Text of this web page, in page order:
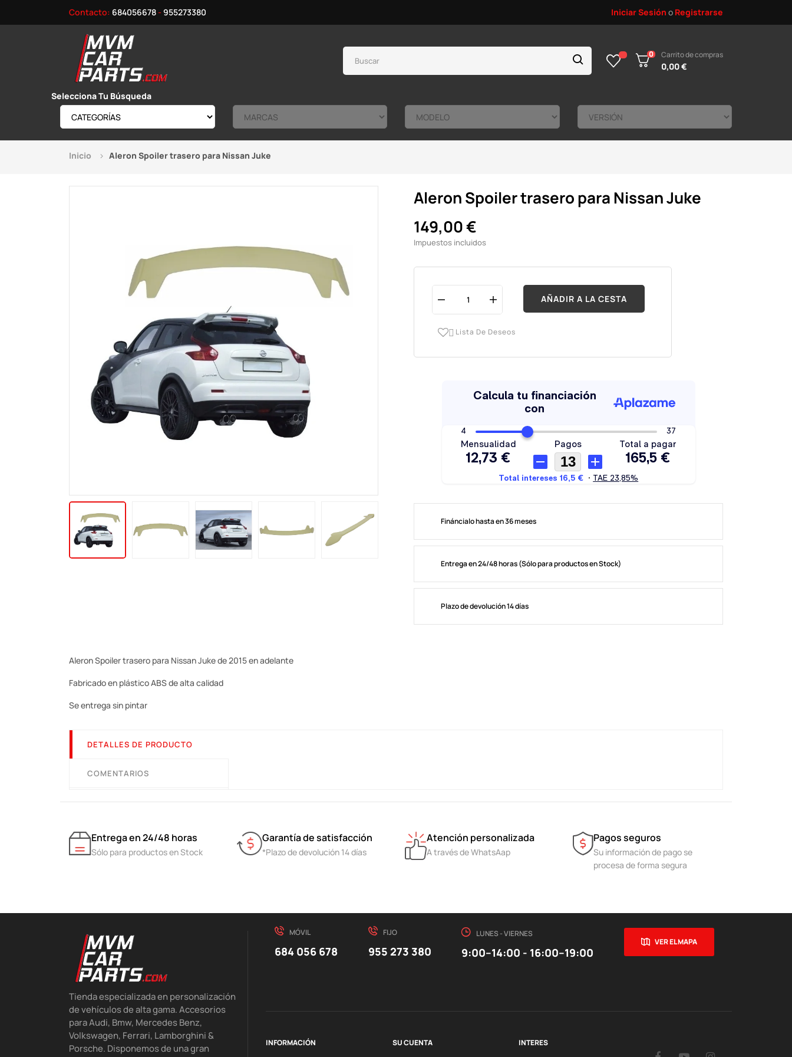
Contacto: 684056678- 955273380 Iniciar Sesión o Registrarse
0 Carrito de compras
0,00 €
Selecciona Tu Búsqueda
Inicio Aleron Spoiler trasero para Nissan Juke
Aleron Spoiler trasero para Nissan Juke
149,00 €
Impuestos incluidos
AÑADIR A LA CESTA
 Lista De Deseos
Fináncialo hasta en 36 meses
Entrega en 24/48 horas (Sólo para productos en Stock)
Plazo de devolución 14 días
Aleron Spoiler trasero para Nissan Juke de 2015 en adelante
Fabricado en plástico ABS de alta calidad
Se entrega sin pintar
DETALLES DE PRODUCTO
COMENTARIOS
Entrega en 24/48 horas
Sólo para productos en Stock
Garantía de satisfacción
*Plazo de devolución 14 días
Atención personalizada
A través de WhatsAap
Pagos seguros
Su información de pago se
procesa de forma segura
Tienda especializada en personalización
de vehículos de alta gama. Accesorios
para Audi, Bmw, Mercedes Benz,
Volkswagen, Ferrari, Lamborghini &
Porsche. Disponemos de una gran
MÓVIL
684 056 678
FIJO
955 273 380
LUNES - VIERNES
9:00–14:00 - 16:00–19:00
VER EL MAPA
INFORMACIÓN SU CUENTA INTERES